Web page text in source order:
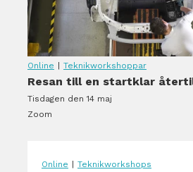
Online | Teknikworkshoppar
Resan till en startklar
Tisdagen den 14 maj
Zoom
Online | Teknikworkshops